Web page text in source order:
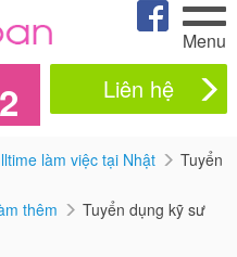
Menu
Liên hệ
làm việc tại Nhật
Tuyển
thêm
Tuyển dụng kỹ sư